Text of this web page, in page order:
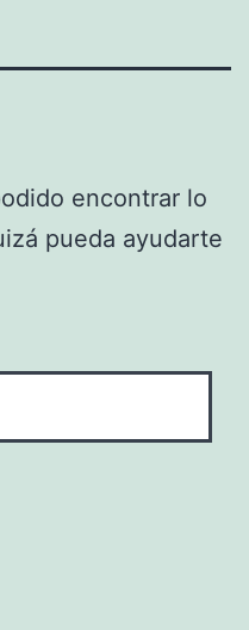
encontrar lo
pueda ayudarte